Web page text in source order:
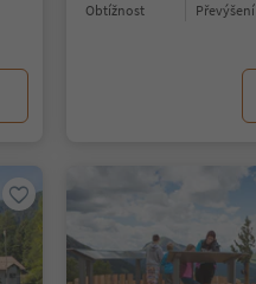
Obtížnost Převýšení